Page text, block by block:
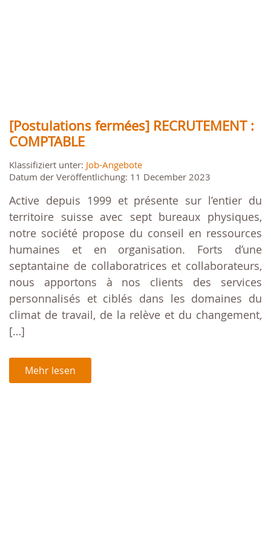
[Postulations fermées] RECRUTEMENT :
COMPTABLE
Klassifiziert unter: Job-Angebote
Datum der Veröffentlichung: 11 December 2023
Active depuis 1999 et présente sur l’entier du
territoire suisse avec sept bureaux physiques,
notre société propose du conseil en ressources
humaines et en organisation. Forts d’une
septantaine de collaboratrices et collaborateurs,
nous apportons à nos clients des services
personnalisés et ciblés dans les domaines du
climat de travail, de la relève et du changement,
[…]
Mehr lesen